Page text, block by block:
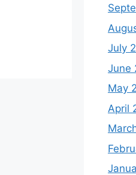
July
June
May
April